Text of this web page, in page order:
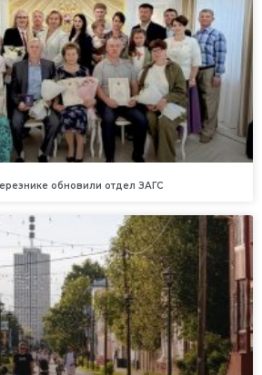
обновили отдел ЗАГС